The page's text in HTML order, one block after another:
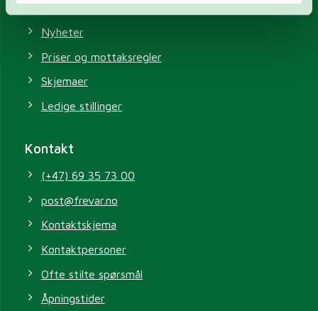
Styret
Nyheter
Priser og mottaksregler
Skjemaer
Ledige stillinger
Kontakt
(+47) 69 35 73 00
post@frevar.no
Kontaktskjema
Kontaktpersoner
Ofte stilte spørsmål
Åpningstider